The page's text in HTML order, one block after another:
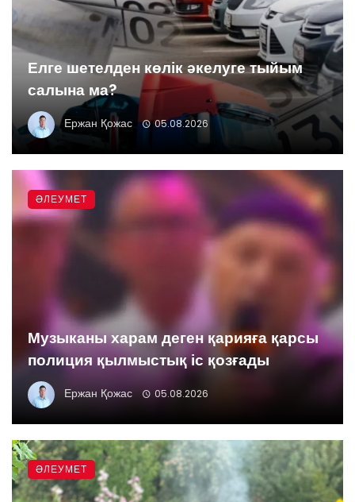
Елге шетелден көлік әкелуге тыйым
салына ма?
Ержан Қожас 05.08.2026
Музыканы харам деген қарияға қарсы
полиция қылмыстық іс қозғады
Ержан Қожас 05.08.2026
ӘЛЕУМЕТ
ӘЛЕУМЕТ